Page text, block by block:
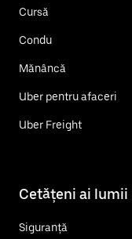
Cursă
Condu
Mănâncă
Uber pentru afaceri
Uber Freight
Cetățeni ai lumii
Siguranță